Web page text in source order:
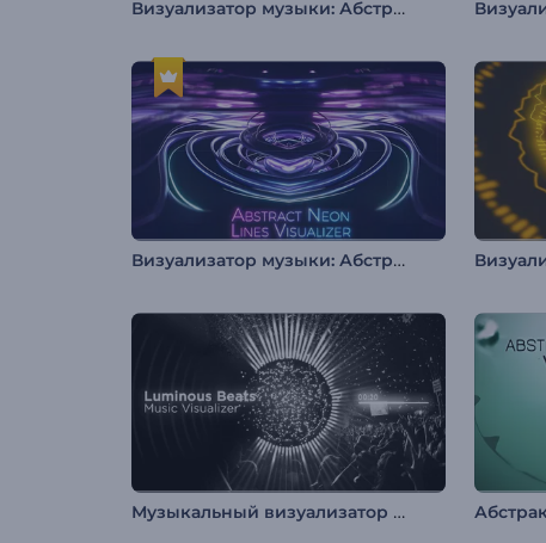
Визуализатор музыки: Абстрактный вихрь
Визуализатор музыки: Абстрактные неоновые линии
Музыкальный визуализатор "Светящиеся биты"